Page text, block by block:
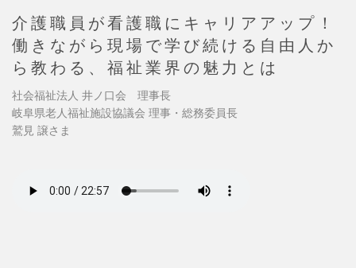
介護職員が看護職にキャリアアップ！
働きながら現場で学び続ける自由人か
ら教わる、福祉業界の魅力とは
社会福祉法人 井ノ口会 理事長
岐阜県老人福祉施設協議会 理事・総務委員長
鷲見 譲さま